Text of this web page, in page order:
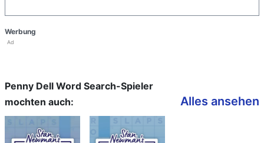
Werbung
Ad
Penny Dell Word Search-Spieler
mochten auch:
Alles ansehen